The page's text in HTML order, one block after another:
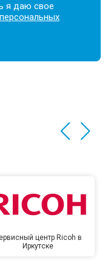
я даю свое
персональных
центр Ricoh в
Иркутске